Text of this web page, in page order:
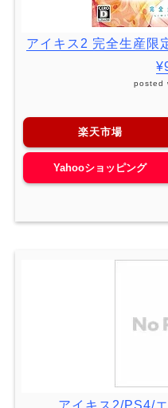
アイキス2 完全生産限
posted
楽天市場
Yahooショッピング
アイキス2/PS4/